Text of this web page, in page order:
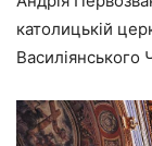
католицькій
Василіянського